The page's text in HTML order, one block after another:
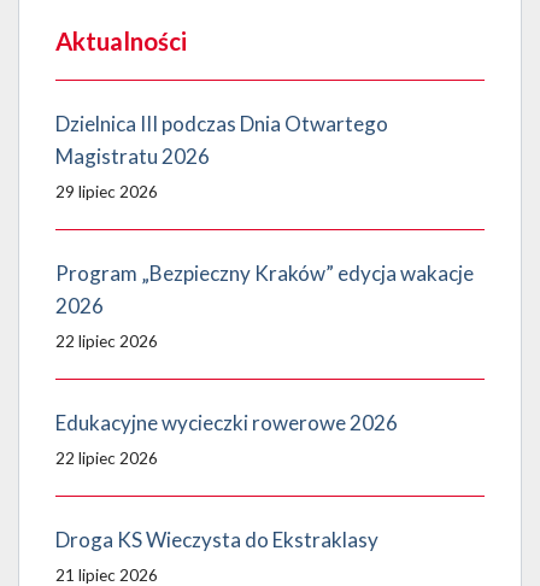
Aktualności
Dzielnica III podczas Dnia Otwartego
Magistratu 2026
29 lipiec 2026
Program „Bezpieczny Kraków” edycja wakacje
2026
22 lipiec 2026
Edukacyjne wycieczki rowerowe 2026
22 lipiec 2026
Droga KS Wieczysta do Ekstraklasy
21 lipiec 2026